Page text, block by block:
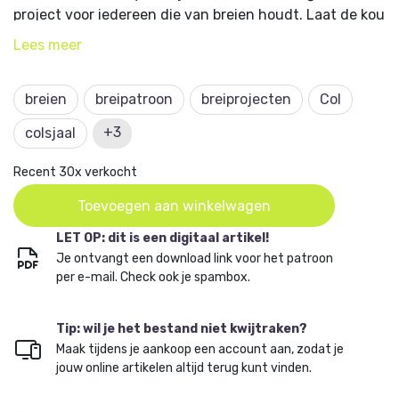
project voor iedereen die van breien houdt. Laat de kou
maar komen!
ook een bijbehorendbreipakket met Lang YarnsWool
Addictsgaren.
Lees meer
breien breipatroon breiprojecten
Col
colsjaal
+3
Recent 30x verkocht
Toevoegen aan winkelwagen
LET OP: dit is een digitaal artikel!
Je ontvangt een download link voor het patroon
per e-mail. Check ook je spambox.
Tip: wil je het bestand niet kwijtraken?
Maak tijdens je aankoop een account aan, zodat je
jouw online artikelen altijd terug kunt vinden.